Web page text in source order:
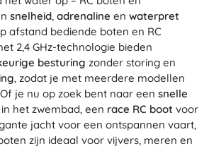
snelheid, adrenaline en waterpret
afstand bediende boten en RC
2,4 GHz-technologie bieden
besturing zonder storing en
, zodat je met meerdere modellen
je nu op zoek bent naar een snelle
het zwembad, een race RC boot voor
jacht voor een ontspannen vaart,
zijn ideaal voor vijvers, meren en